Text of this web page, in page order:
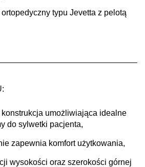
:
umożliwiająca idealne
do sylwetki pacjenta,
zapewnia komfort użytkowania,
wysokości oraz szerokości górnej